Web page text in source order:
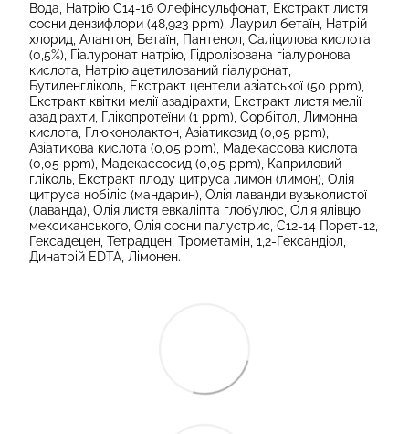
Вода, Натрію C14-16 Олефінсульфонат, Екстракт листя
сосни дензифлори (48,923 ppm), Лаурил бетаїн, Натрій
хлорид, Алантон, Бетаїн, Пантенол, Саліцилова кислота
(0,5%), Гіалуронат натрію, Гідролізована гіалуронова
кислота, Натрію ацетилований гіалуронат,
Бутиленгліколь, Екстракт центели азіатської (50 ppm),
Екстракт квітки мелії азадірахти, Екстракт листя мелії
азадірахти, Глікопротеїни (1 ppm), Сорбітол, Лимонна
кислота, Глюконолактон, Азіатикозид (0,05 ppm),
Азіатикова кислота (0,05 ppm), Мадекассова кислота
(0,05 ppm), Мадекассосид (0,05 ppm), Каприловий
гліколь, Екстракт плоду цитруса лимон (лимон), Олія
цитруса нобіліс (мандарин), Олія лаванди вузьколистої
(лаванда), Олія листя евкаліпта глобулюс, Олія ялівцю
мексиканського, Олія сосни палустрис, C12-14 Порет-12,
Гексадецен, Тетрадцен, Трометамін, 1,2-Гександіол,
Динатрій EDTA, Лімонен.